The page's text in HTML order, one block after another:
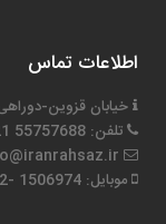
اطلاعات تماس
خیابان قزوین-دوراهی
تلفن: 55757688 21 -98+
موبایل: 1506974 -0912